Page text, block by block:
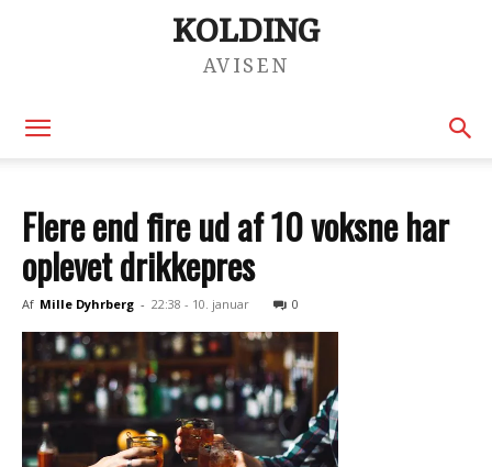
KOLDING
AVISEN
Flere end fire ud af 10 voksne har
oplevet drikkepres
Af Mille Dyhrberg - 22:38 - 10. januar 0